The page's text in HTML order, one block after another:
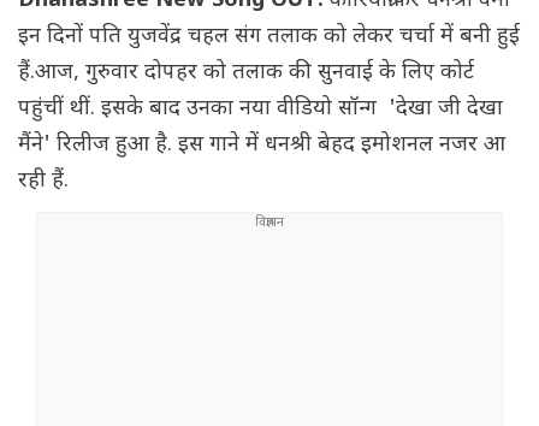
इन दिनों पति युजवेंद्र चहल संग तलाक को लेकर चर्चा में बनी हुई
हैं.आज, गुरुवार दोपहर को तलाक की सुनवाई के लिए कोर्ट
पहुंचीं थीं. इसके बाद उनका नया वीडियो सॉन्ग 'देखा जी देखा
मैंने' रिलीज हुआ है. इस गाने में धनश्री बेहद इमोशनल नजर आ
रही हैं.